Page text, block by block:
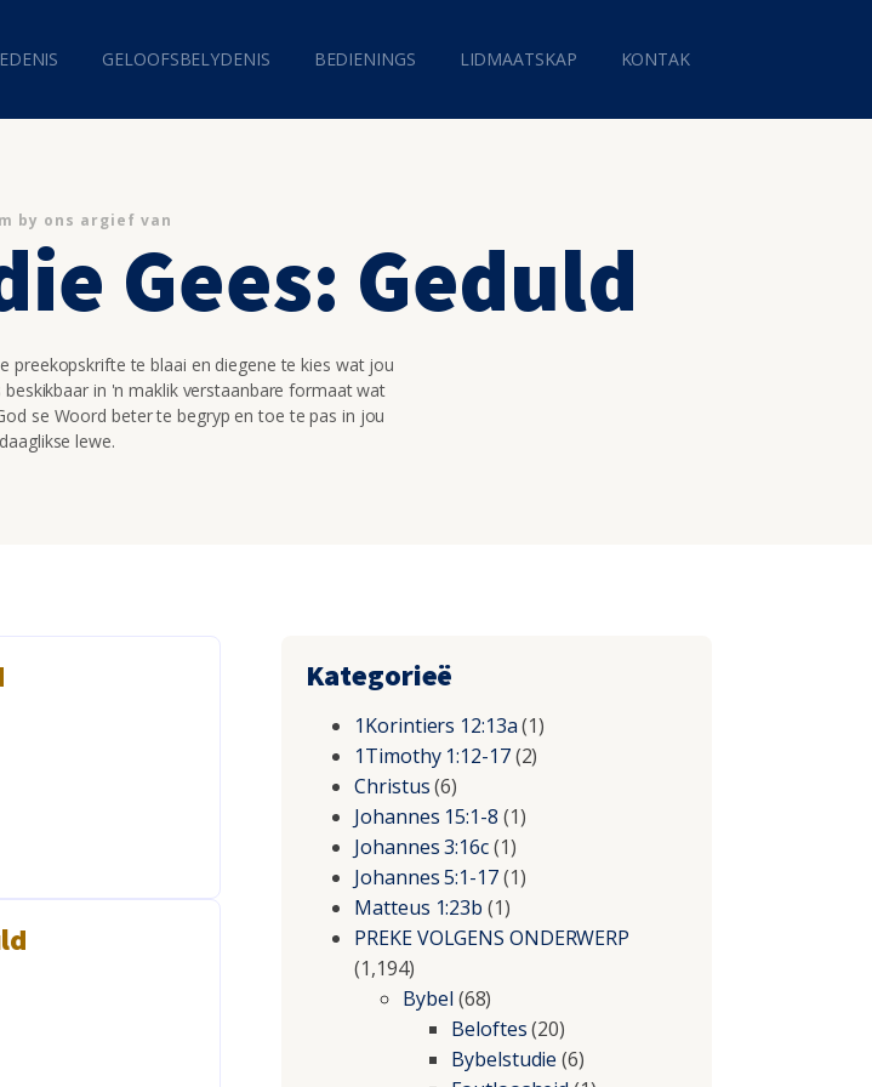
GELOOFSBELYDENIS BEDIENINGS LIDMAATSKAP KONTAK
by ons argief van
Gees: Geduld
preekopskrifte te blaai en diegene te kies wat jou
beskikbaar in 'n maklik verstaanbare formaat wat
se Woord beter te begryp en toe te pas in jou
daaglikse lewe.
Kategorieë
1Korintiers 12:13a(1)
1Timothy 1:12-17(2)
Christus(6)
Johannes 15:1-8 (1)
Johannes 3:16c(1)
Johannes 5:1-17(1)
Matteus 1:23b (1)
PREKE VOLGENS ONDERWERP
(1,194)
Bybel (68)
Beloftes(20)
Bybelstudie (6)